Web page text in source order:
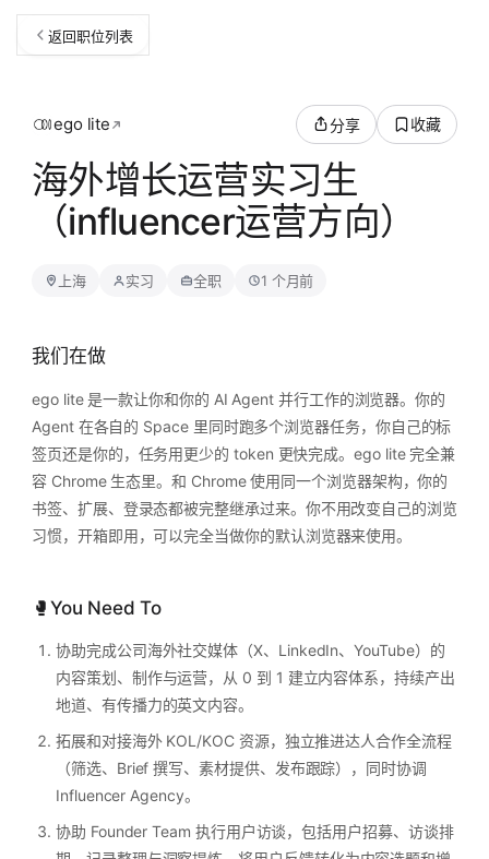
返回职位列表
ego lite 分享 收藏
海外增长运营实习生
（influencer运营方向）
上海 实习 全职 1 个月前
我们在做
ego lite 是一款让你和你的 AI Agent 并行工作的浏览器。你的
Agent 在各自的 Space 里同时跑多个浏览器任务，你自己的标
签页还是你的，任务用更少的 token 更快完成。ego lite 完全兼
容 Chrome 生态里。和 Chrome 使用同一个浏览器架构，你的
书签、扩展、登录态都被完整继承过来。你不用改变自己的浏览
习惯，开箱即用，可以完全当做你的默认浏览器来使用。
🥊You Need To
协助完成公司海外社交媒体（X、LinkedIn、YouTube）的
内容策划、制作与运营，从 0 到 1 建立内容体系，持续产出
地道、有传播力的英文内容。
拓展和对接海外 KOL/KOC 资源，独立推进达人合作全流程
（筛选、Brief 撰写、素材提供、发布跟踪），同时协调
Influencer Agency。
协助 Founder Team 执行用户访谈，包括用户招募、访谈排